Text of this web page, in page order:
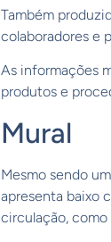
Também
colaboradores e
As informações
produtos e
Mural
Mesmo sendo
apresenta baixo
circulação,